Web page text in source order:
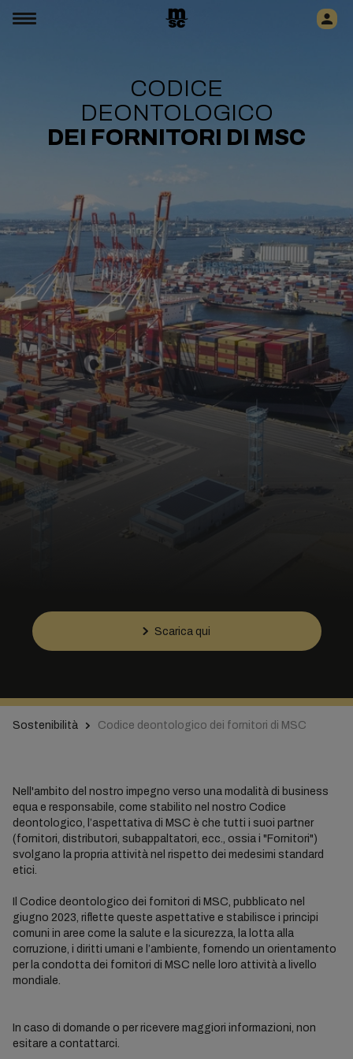
CODICE
DEONTOLOGICO
DEI FORNITORI DI MSC
Scarica qui
Sostenibilità Codice deontologico dei fornitori di MSC
Nell'ambito del nostro impegno verso una modalità di business
equa e responsabile, come stabilito nel nostro Codice
deontologico, l’aspettativa di MSC è che tutti i suoi partner
(fornitori, distributori, subappaltatori, ecc., ossia i "Fornitori")
svolgano la propria attività nel rispetto dei medesimi standard
etici.
Il Codice deontologico dei fornitori di MSC, pubblicato nel
giugno 2023, riflette queste aspettative e stabilisce i principi
comuni in aree come la salute e la sicurezza, la lotta alla
corruzione, i diritti umani e l’ambiente, fornendo un orientamento
per la condotta dei fornitori di MSC nelle loro attività a livello
mondiale.
In caso di domande o per ricevere maggiori informazioni, non
esitare a contattarci.